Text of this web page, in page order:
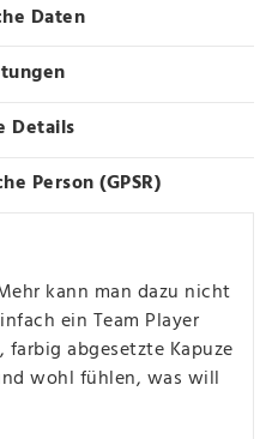
Daten
Details
Person (GPSR)
kann man dazu nicht
ein Team Player
abgesetzte Kapuze
wohl fühlen, was will